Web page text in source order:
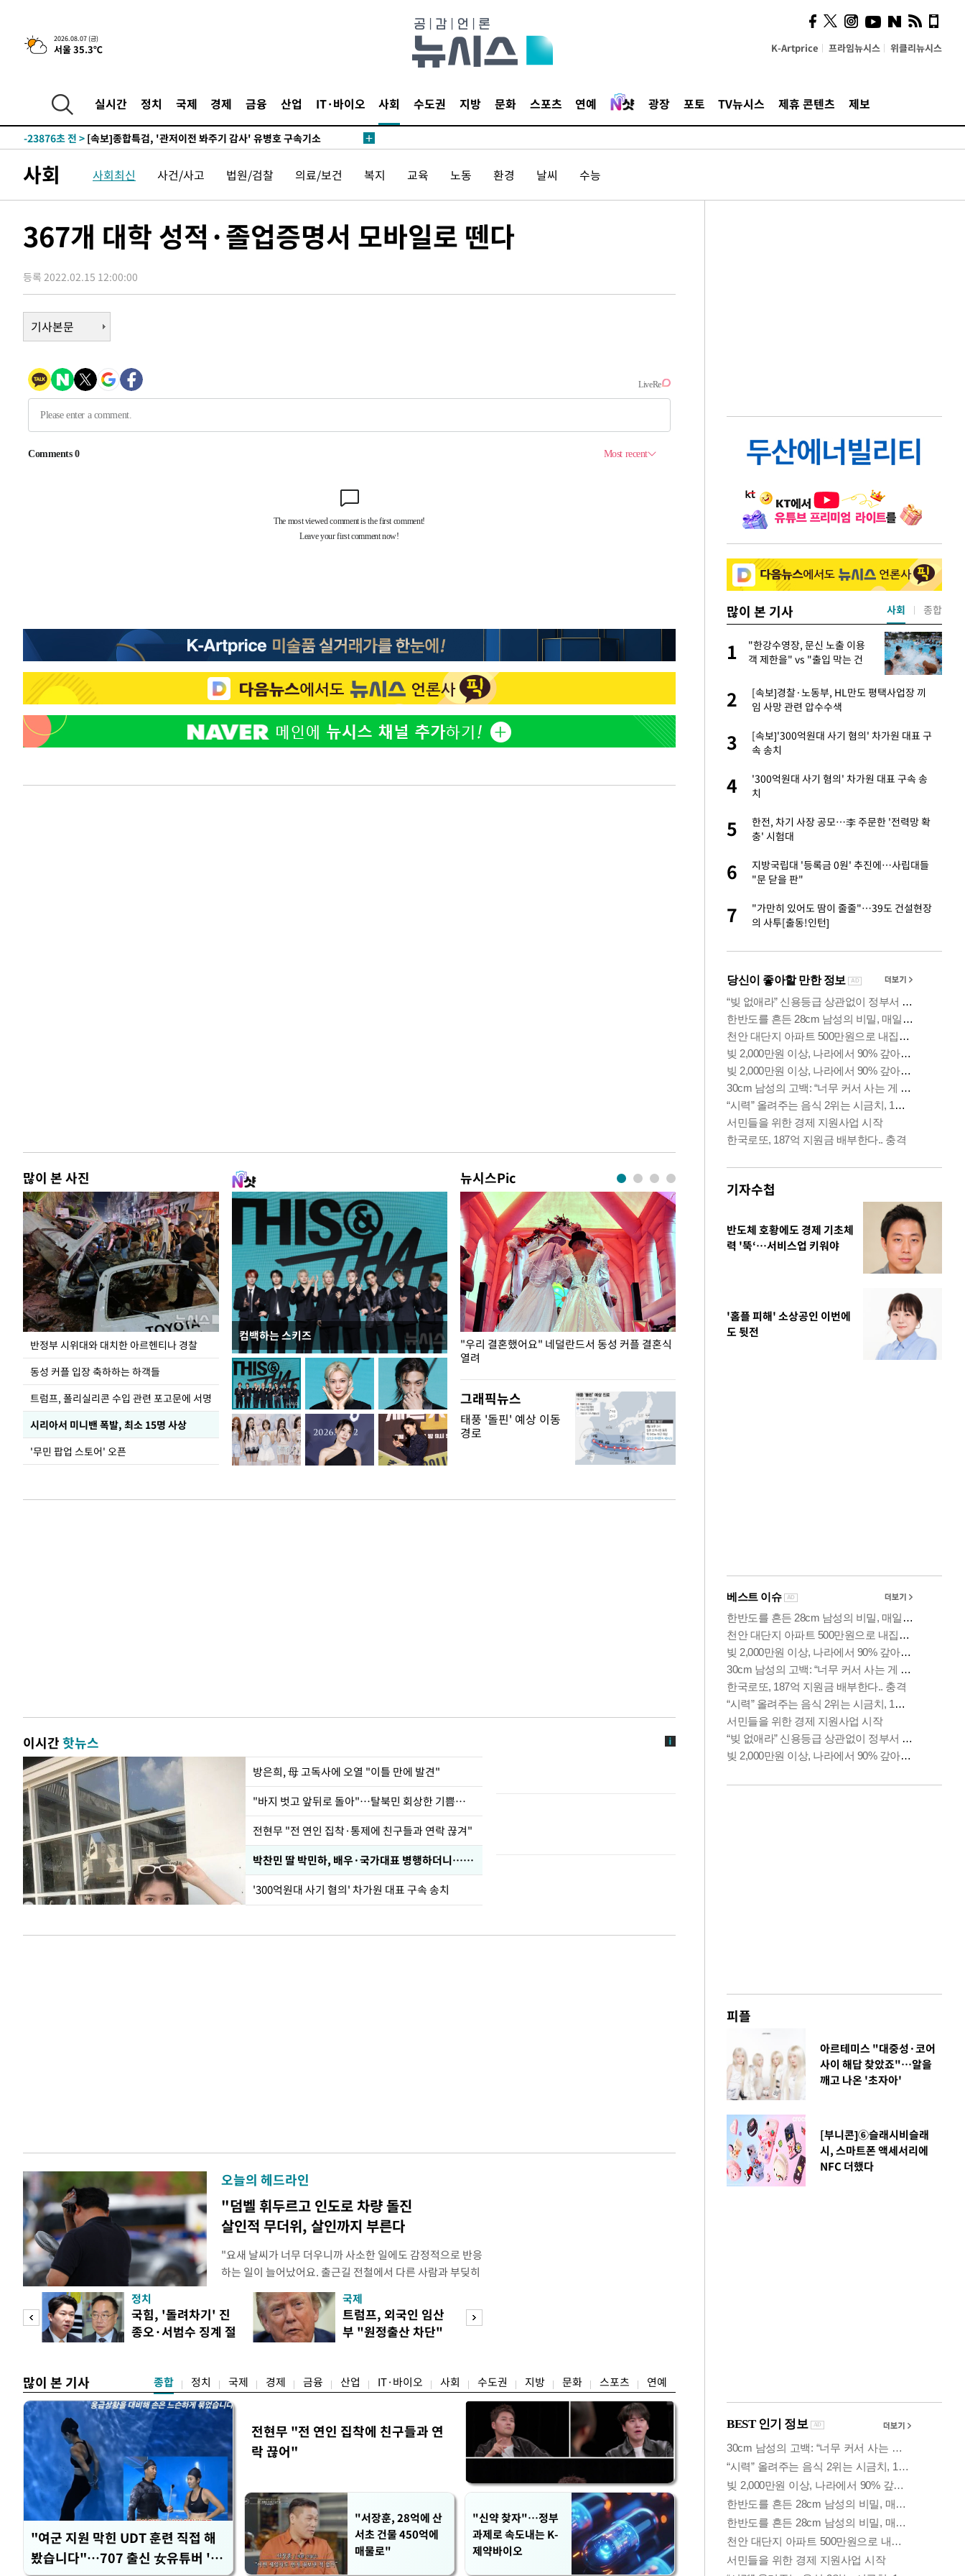
2026.08.07 (금)
서울 35.3℃ K-Artprice 프라임뉴시스 위클리뉴시스
실시간 정치 국제 경제 금융 산업 IT·바이오 사회 수도권 지방 문화 스포츠 연예 광장 포토 TV뉴시스 제휴 콘텐츠 제보
-2812초 전 >[속보] 뉴욕증시, 일제 하락 마감…나스닥 0.06%↓
-31525초 전 >[속보]국힘 윤리위, '돌려차기 발언' 진종오·서범수 징계 절차 개시
25.3%↑
-24010초 전 >
[속보]'채상병 순직 책임' 임성근, 항소심도 징역 3년
-23876초 전 >
-20476초 전 > 민주 콩고 에볼라환자 4천명 돌파, 4053명 발생 1850명 사망
-18920초 전 >
"미 전국적 살모네라 식중독 원인은 멕시코산 할라피뇨"-- CDC
-17433초 전 >[속보]경찰·노동부, HL만도 평택사업장 끼임 사망 관련 압수수색
압수수색
-17069초 전 > [속보]원·달러 환율, 오전 9시 1423.8원
-16851초 전 >[속보]코스닥, 5.95포인트(0.74%) 상승한 807.62개장
-16819초 전 >[속보]코스피, 6300선 재탈환…1.09% 오른 6365.07 개장
-13984초 전 >
-13282초 전 >입추에도 극한더위…서울 낮 39도 '폭염중대경보'
례 큰 폭발음
-6961초 전 > [속보]美, 폴리실리콘 수입 규제…파생제품 15% 관세, 120일 후 발
효
-5112초 전 >[속보]트럼프, 美 원정출산 금지 행정명령 서명
-2812초 전 >[속보] 뉴욕증시, 일제 하락 마감…나스닥 0.06%↓
-26850초 전 >
민주 콩고 에볼라환자 4천명 돌파, 4053명 발생 1850명 사망
-16865초 전 >
[속보]삼성전자·SK하이닉스 동반 강보합…1%대 상승 출발
-16851초 전 >[속보]코스닥, 5.95포인트(0.74%) 상승한 807.62개장
-16819초 전 >
[속보]코스피, 6300선 재탈환…1.09% 오른 6365.07 개장
-13984초 전 >시리아 다마스쿠스 교외에서 미니버스 폭발.. 14명 부상, 3명은 중
태
-13282초 전 >
입추에도 극한더위…서울 낮 39도 '폭염중대경보'
-8246초 전 >
이란, 호르무즈서 "적국 목표물들"과 대치로 남부 케슘섬에서 두차
-5112초 전 >[속보]트럼프, 美 원정출산 금지 행정명령 서명
사회 사회최신 사건/사고 법원/검찰 의료/보건 복지 교육 노동 환경 날씨 수능
367개 대학 성적·졸업증명서 모바일로 뗀다
등록 2022.02.15 12:00:00
기사본문
많이 본 사진
반정부 시위대와 대치한 아르헨티나 경찰
동성 커플 입장 축하하는 하객들
트럼프, 폴리실리콘 수입 관련 포고문에 서명
시리아서 미니밴 폭발, 최소 15명 사상
'무민 팝업 스토어' 오픈
컴백하는 스키즈
뉴시스Pic
입추 코앞인데 전국엔 찜통 더위
"우리 결혼했어요" 네덜란드서 동성 커플 결혼식
열려
이 대통령, '청
총력 대응'
그래픽뉴스
태풍 '돌핀' 예상 이동
경로
이시간핫뉴스
방은희, 母 고독사에 오열 "이틀 만에 발견"
"바지 벗고 앞뒤로 돌아"…탈북민 회상한 기쁨조 검사
전현무 "전 연인 집착·통제에 친구들과 연락 끊겨"
박찬민 딸 박민하, 배우·국가대표 병행하더니…근황이
'300억원대 사기 혐의' 차가원 대표 구속 송치
오늘의 헤드라인
"덤벨 휘두르고 인도로 차량 돌진
살인적 무더위, 살인까지 부른다
"요새 날씨가 너무 더우니까 사소한 일에도 감정적으로 반응
하는 일이 늘어났어요. 출근길 전철에서 다른 사람과 부딪히
거나, 누가 길을 막고 서 있으면 짜증이 확 올라오더라고요."
(40대 직장인 A씨) 유례없는 폭염이 이어지면서 사소한 자극
에도 쉽게 짜증을 내거나 감정적으로 반응하는 사람이 늘고
있다. 높은 기온과 습도가 불쾌감과 공격성을 높이는 데다
정치
국힘, '돌려차기' 진
종오·서범수 징계 절
국제
트럼프, 외국인 임산
부 "원정출산 차단"
많이 본 기사 종합 정치 국제 경제 금융 산업 IT·바이오 사회 수도권 지방 문화 스포츠 연예
"여군 지원 막힌 UDT 훈련 직접 해
봤습니다"…707 출신 女유튜버 '완
전현무 "전 연인 집착에 친구들과 연
락 끊어"
"서장훈, 28억에 산
서초 건물 450억에
매물로"
"신약 찾자"…정부
과제로 속도내는 K-
제약바이오
많이 본 기사
"여군 지원 막힌 UDT 훈련 직
접 해봤습니다"…707 출신
女유튜버 '완벽 소화'
2
3
"서장훈, 28억에 산 서초 건물 450억에 매물
로"
4
1
"한강수영장, 문신 노출 이용
객 제한을" vs "출입 막는 건
2
[속보]경찰·노동부, HL만도 평택사업장 끼
임 사망 관련 압수수색
3
[속보]'300억원대 사기 혐의' 차가원 대표 구
속 송치
4
'300억원대 사기 혐의' 차가원 대표 구속 송
치
5
한전, 차기 사장 공모…李 주문한 '전력망 확
충' 시험대
6
지방국립대 '등록금 0원' 추진에…사립대들
"문 닫을 판"
7
"가만히 있어도 땀이 줄줄"…39도 건설현장
의 사투[출동!인턴]
사회 종합
기자수첩
반도체 호황에도 경제 기초체
력 '뚝‘…서비스업 키워야
'홈플 피해' 소상공인 이번에
도 뒷전
피플
아르테미스 "대중성·코어
사이 해답 찾았죠"…알을
깨고 나온 '초자아'
[부니콘]⑥슬래시비슬래
시, 스마트폰 액세서리에
NFC 더했다